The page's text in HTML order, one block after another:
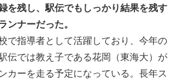
を残し、駅伝でもしっかり結果を残す
ンナーだった。
で指導者として活躍しており、今年の
伝では教え子である花岡（東海大）が
カーを走る予定になっている。長年ス